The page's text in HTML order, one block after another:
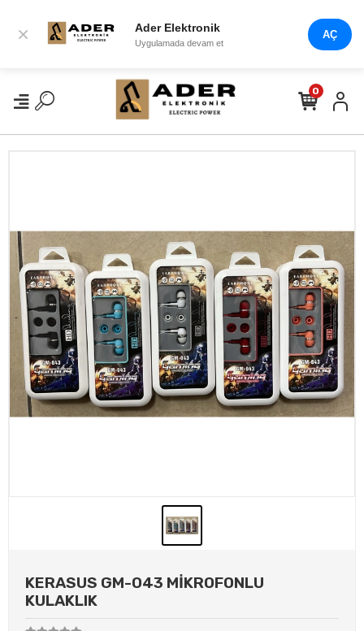
× Ader Elektronik
Uygulamada devam et
AÇ
0
KERASUS GM-043 MİKROFONLU
KULAKLIK